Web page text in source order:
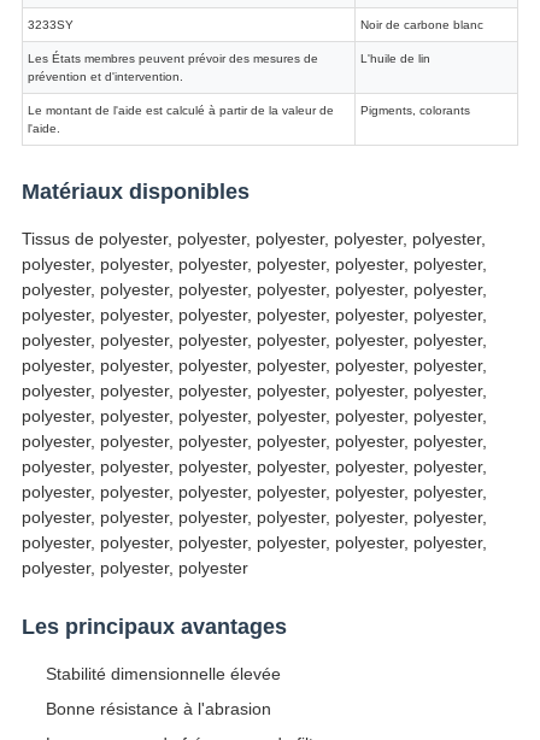
3233SY Noir de carbone blanc
Les États membres peuvent prévoir des mesures de
prévention et d'intervention.
L'huile de lin
Le montant de l'aide est calculé à partir de la valeur de
l'aide.
Pigments, colorants
Matériaux disponibles
Tissus de polyester, polyester, polyester, polyester, polyester,
polyester, polyester, polyester, polyester, polyester, polyester,
polyester, polyester, polyester, polyester, polyester, polyester,
polyester, polyester, polyester, polyester, polyester, polyester,
polyester, polyester, polyester, polyester, polyester, polyester,
polyester, polyester, polyester, polyester, polyester, polyester,
polyester, polyester, polyester, polyester, polyester, polyester,
polyester, polyester, polyester, polyester, polyester, polyester,
polyester, polyester, polyester, polyester, polyester, polyester,
polyester, polyester, polyester, polyester, polyester, polyester,
polyester, polyester, polyester, polyester, polyester, polyester,
polyester, polyester, polyester, polyester, polyester, polyester,
polyester, polyester, polyester, polyester, polyester, polyester,
polyester, polyester, polyester
Les principaux avantages
Stabilité dimensionnelle élevée
Bonne résistance à l'abrasion